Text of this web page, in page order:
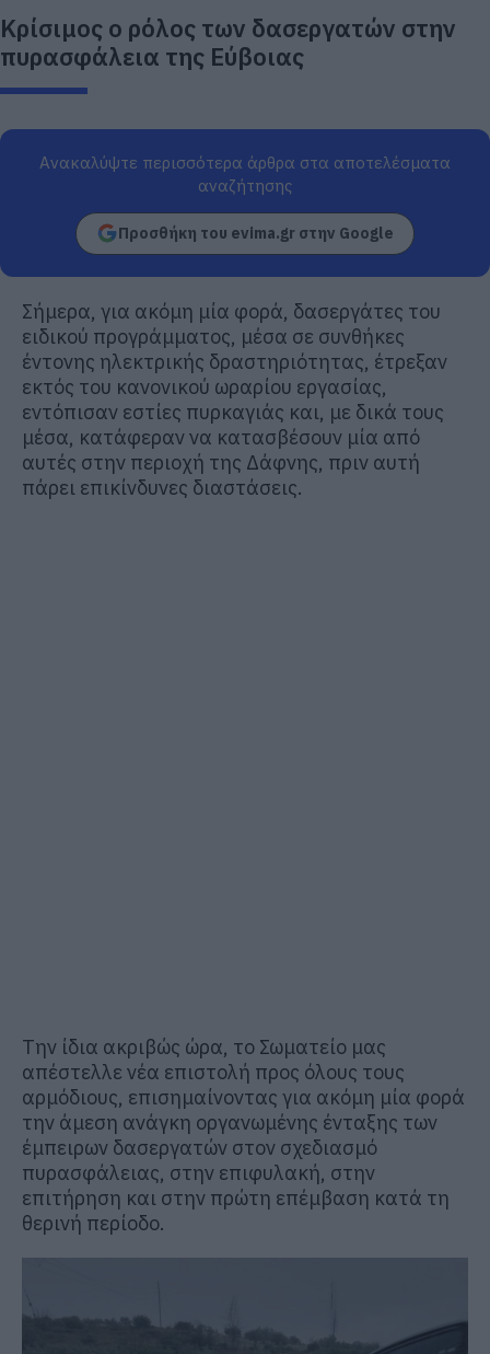
Κρίσιμος ο ρόλος των δασεργατών στην
πυρασφάλεια της Εύβοιας
Ανακαλύψτε περισσότερα άρθρα στα αποτελέσματα
αναζήτησης
Προσθήκη του evima.gr στην Google
Σήμερα, για ακόμη μία φορά, δασεργάτες του
ειδικού προγράμματος, μέσα σε συνθήκες
έντονης ηλεκτρικής δραστηριότητας, έτρεξαν
εκτός του κανονικού ωραρίου εργασίας,
εντόπισαν εστίες πυρκαγιάς και, με δικά τους
μέσα, κατάφεραν να κατασβέσουν μία από
αυτές στην περιοχή της Δάφνης, πριν αυτή
πάρει επικίνδυνες διαστάσεις.
Την ίδια ακριβώς ώρα, το Σωματείο μας
απέστελλε νέα επιστολή προς όλους τους
αρμόδιους, επισημαίνοντας για ακόμη μία φορά
την άμεση ανάγκη οργανωμένης ένταξης των
έμπειρων δασεργατών στον σχεδιασμό
πυρασφάλειας, στην επιφυλακή, στην
επιτήρηση και στην πρώτη επέμβαση κατά τη
θερινή περίοδο.